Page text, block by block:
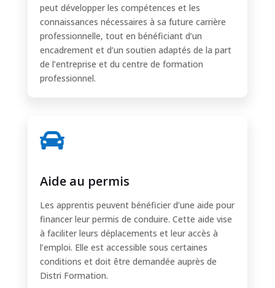
peut développer les compétences et les
connaissances nécessaires à sa future carrière
professionnelle, tout en bénéficiant d’un
encadrement et d’un soutien adaptés de la part
de l’entreprise et du centre de formation
professionnel.

Aide au permis
Les apprentis peuvent bénéficier d’une aide pour
financer leur permis de conduire. Cette aide vise
à faciliter leurs déplacements et leur accès à
l’emploi. Elle est accessible sous certaines
conditions et doit être demandée auprès de
Distri Formation.